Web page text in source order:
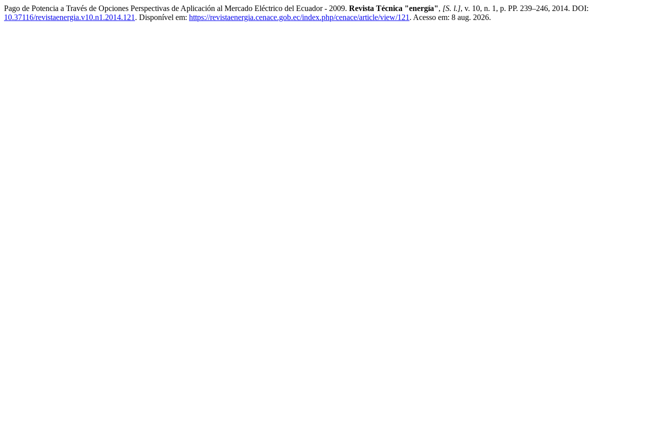
Pago de Potencia a Través de Opciones Perspectivas de Aplicación al Mercado Eléctrico del Ecuador - 2009. Revista Técnica "energía", [S. l.], v. 10, n. 1, p. PP. 239–246, 2014. DOI:
10.37116/revistaenergia.v10.n1.2014.121 . Disponível em: https://revistaenergia.cenace.gob.ec/index.php/cenace/article/view/121 . Acesso em: 8 aug. 2026.